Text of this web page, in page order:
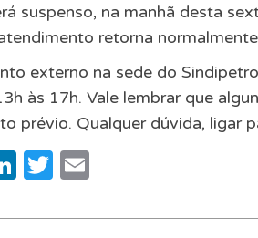
suspenso, na manhã desta
retorna
externo na sede do
às 17h. Vale lembrar que
prévio. Qualquer dúvida, ligar
LinkedIn
Twitter
Email